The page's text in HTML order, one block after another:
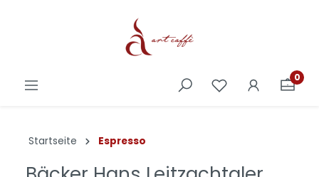
0
Startseite Espresso